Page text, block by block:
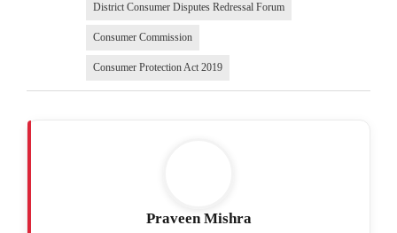
District Consumer Disputes Redressal Forum
Consumer Commission
Consumer Protection Act 2019
Praveen Mishra